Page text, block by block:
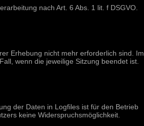
nach Art. 6 Abs. 1 lit. f DSGVO.
Erhebung nicht mehr erforderlich sind. Im
wenn die jeweilige Sitzung beendet ist.
der Daten in Logfiles ist für den Betrieb
keine Widerspruchsmöglichkeit.